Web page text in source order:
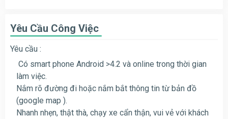
Yêu Cầu Công Việc
Yêu cầu :
Có smart phone Android >4.2 và online trong thời gian
làm việc.
Nắm rõ đường đi hoặc nắm bắt thông tin từ bản đồ
(google map ).
Nhanh nhẹn, thật thà, chạy xe cẩn thận, vui vẻ với khách